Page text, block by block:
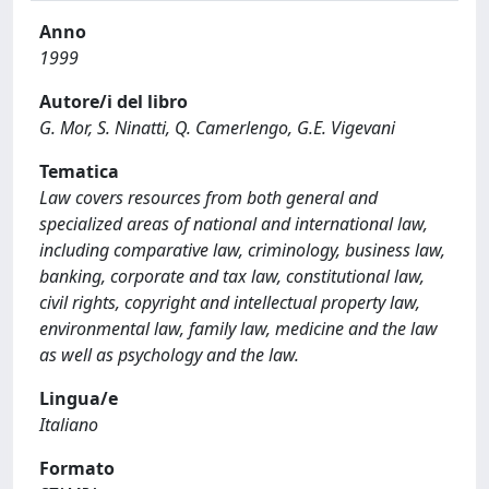
Anno
1999
Autore/i del libro
G. Mor, S. Ninatti, Q. Camerlengo, G.E. Vigevani
Tematica
Law covers resources from both general and
specialized areas of national and international law,
including comparative law, criminology, business law,
banking, corporate and tax law, constitutional law,
civil rights, copyright and intellectual property law,
environmental law, family law, medicine and the law
as well as psychology and the law.
Lingua/e
Italiano
Formato